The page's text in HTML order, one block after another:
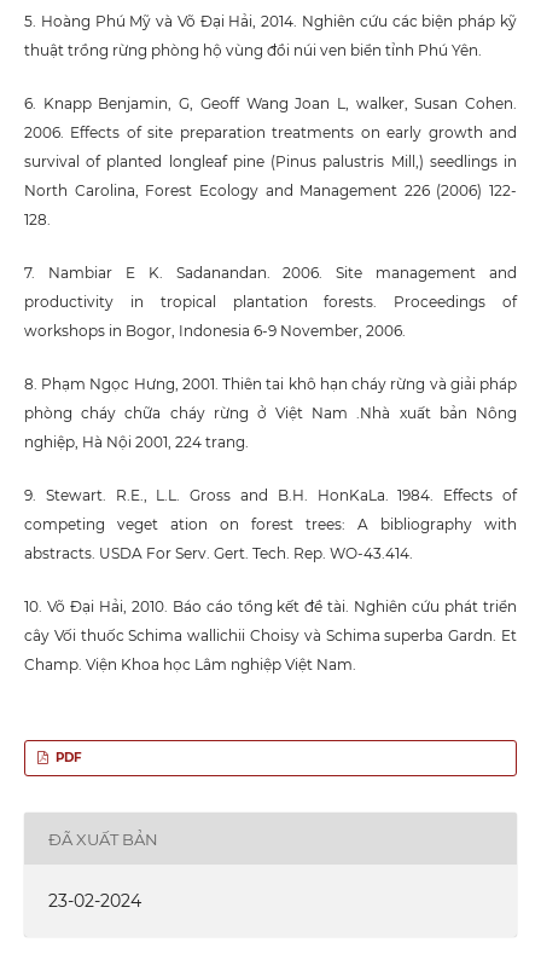
5. Hoàng Phú Mỹ và Võ Đại Hải, 2014. Nghiên cứu các biện pháp kỹ
thuật trồng rừng phòng hộ vùng đồi núi ven biển tỉnh Phú Yên.
6. Knapp Benjamin, G, Geoff Wang Joan L, walker, Susan Cohen.
2006. Effects of site preparation treatments on early growth and
survival of planted longleaf pine (Pinus palustris Mill,) seedlings in
North Carolina, Forest Ecology and Management 226 (2006) 122-
128.
7. Nambiar E K. Sadanandan. 2006. Site management and
productivity in tropical plantation forests. Proceedings of
workshops in Bogor, Indonesia 6-9 November, 2006.
8. Phạm Ngọc Hưng, 2001. Thiên tai khô hạn cháy rừng và giải pháp
phòng cháy chữa cháy rừng ở Việt Nam .Nhà xuất bản Nông
nghiệp, Hà Nội 2001, 224 trang.
9. Stewart. R.E., L.L. Gross and B.H. HonKaLa. 1984. Effects of
competing veget ation on forest trees: A bibliography with
abstracts. USDA For Serv. Gert. Tech. Rep. WO-43.414.
10. Võ Đại Hải, 2010. Báo cáo tổng kết đề tài. Nghiên cứu phát triển
cây Vối thuốc Schima wallichii Choisy và Schima superba Gardn. Et
Champ. Viện Khoa học Lâm nghiệp Việt Nam.
PDF
ĐÃ XUẤT BẢN
23-02-2024